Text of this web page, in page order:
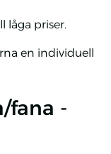
låga priser.
en individuell
fana -